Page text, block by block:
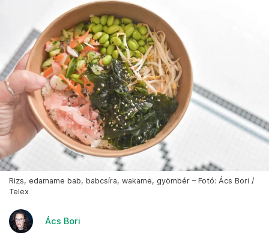
Rizs, edamame bab, babcsíra, wakame, gyömbér – Fotó: Ács Bori /
Telex
Ács Bori